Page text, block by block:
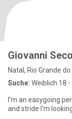
Giovanni
Natal, Rio Grande
Suche: Weiblich 18 -
I'm an easygoing
and stride I'm